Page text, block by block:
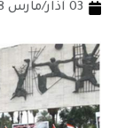
03 آذار/مارس 2018